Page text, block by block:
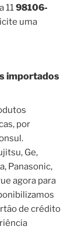
1198106-
uma
importados
por
Ge,
Panasonic,
agora para
de crédito